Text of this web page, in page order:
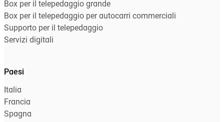
Box per il telepedaggio grande
Box per il telepedaggio per autocarri commerciali
Supporto per il telepedaggio
Servizi digitali
Paesi
Italia
Francia
Spagna